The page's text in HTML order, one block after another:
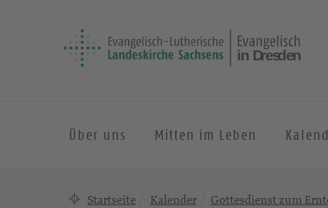
Über uns Mitten im Leben
Startseite Kalender Gottesdienst zum